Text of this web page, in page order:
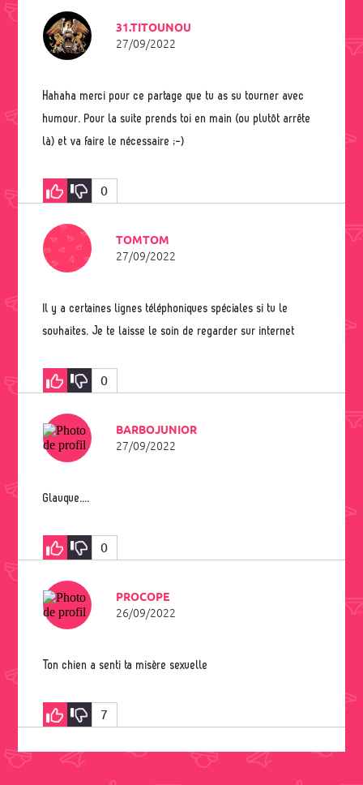
31.TITOUNOU
27/09/2022
Hahaha merci pour ce partage que tu as su tourner avec
humour. Pour la suite prends toi en main (ou plutôt arrête
là) et va faire le nécessaire ;-)
0
TOMTOM
27/09/2022
souhaites. Je te laisse le soin de regarder sur internet
0
BARBOJUNIOR
27/09/2022
Glauque....
0
PROCOPE
26/09/2022
Ton chien a senti ta misère sexuelle
7